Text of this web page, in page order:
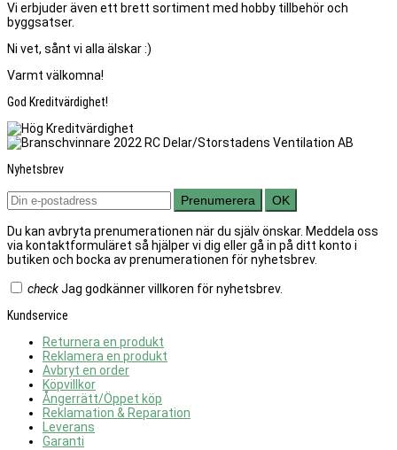
Vi erbjuder även ett brett sortiment med hobby tillbehör och
byggsatser.
Ni vet, sånt vi alla älskar :)
Varmt välkomna!
God Kreditvärdighet!
Nyhetsbrev
Prenumerera OK
Du kan avbryta prenumerationen när du själv önskar. Meddela oss
via kontaktformuläret så hjälper vi dig eller gå in på ditt konto i
butiken och bocka av prenumerationen för nyhetsbrev.
checkJag godkänner villkoren för nyhetsbrev.
Kundservice
Returnera en produkt
Reklamera en produkt
Avbryt en order
Köpvillkor
Ångerrätt/Öppet köp
Reklamation & Reparation
Leverans
Garanti